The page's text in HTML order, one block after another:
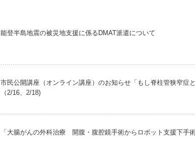
能登半島地震の被災地支援に係るDMAT派遣について
市民公開講座（オンライン講座）のお知らせ「もし脊柱管狭窄症
（2/16、2/18)
「大腸がんの外科治療 開腹・腹腔鏡手術からロボット支援下手